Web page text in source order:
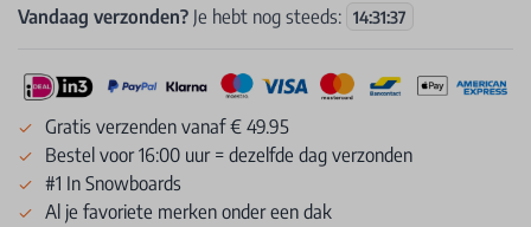
Vandaag verzonden? Je hebt nog steeds: 14:31:37
Gratis verzenden vanaf € 49.95
Bestel voor 16:00 uur = dezelfde dag verzonden
#1 In Snowboards
Al je favoriete merken onder een dak